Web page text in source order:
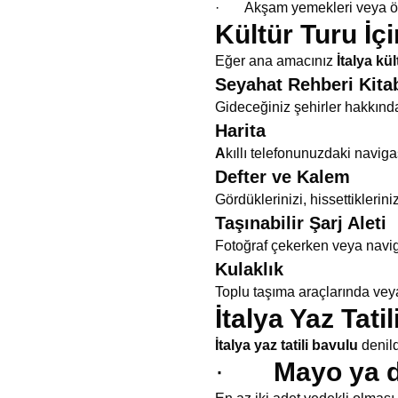
· Akşam yemekleri veya
Kültür Turu
Eğer ana amacınız İtalya
Seyahat Rehberi
Gideceğiniz şehirler
Harita
Akıllı telefonunuzdaki
Defter ve Kalem
Gördüklerinizi,
Taşınabilir Şarj Aleti
Fotoğraf çekerken veya
Kulaklık
Toplu taşıma araçlarında
İtalya Yaz
İtalya yaz tatili bavulu
· Mayo ya